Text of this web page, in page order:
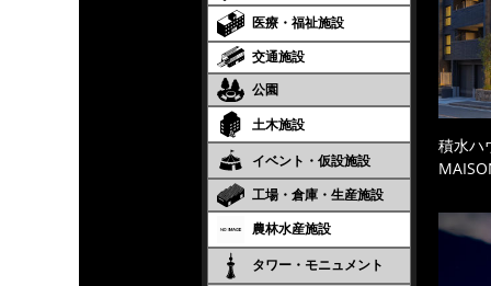
医療・福祉施設
交通施設
公園
土木施設
イベント・仮設施設
工場・倉庫・生産施設
農林水産施設
タワー・モニュメント
積水